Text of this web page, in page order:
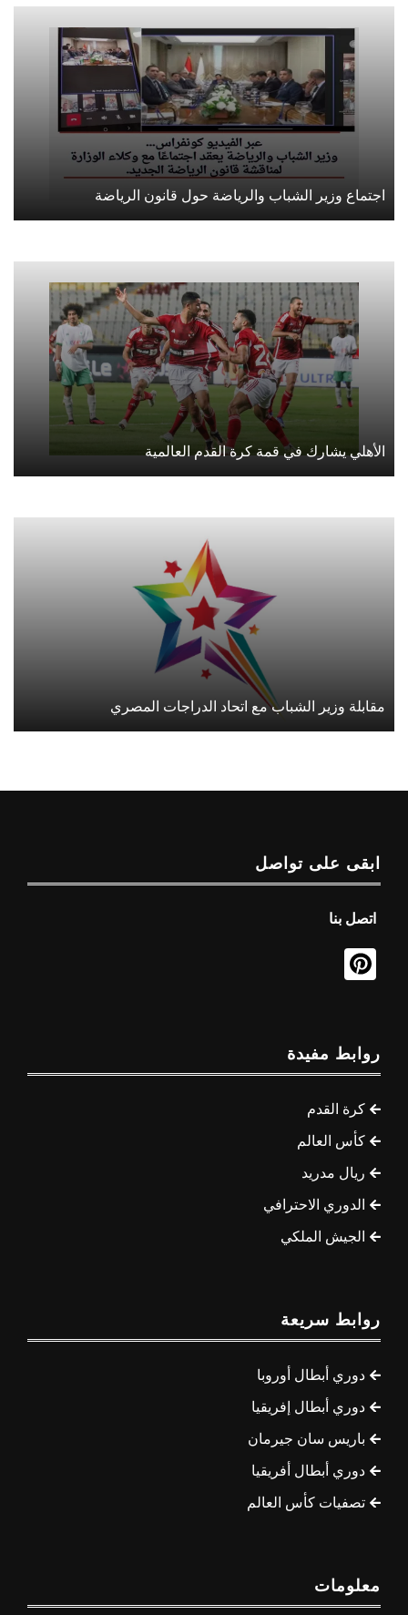
اجتماع وزير الشباب والرياضة حول قانون الرياضة
الأهلي يشارك في قمة كرة القدم العالمية
مقابلة وزير الشباب مع اتحاد الدراجات المصري
ابقى على تواصل
اتصل بنا
روابط مفيدة
كرة القدم
كأس العالم
ريال مدريد
الدوري الاحترافي
الجيش الملكي
روابط سريعة
دوري أبطال أوروبا
دوري أبطال إفريقيا
باريس سان جيرمان
دوري أبطال أفريقيا
تصفيات كأس العالم
معلومات